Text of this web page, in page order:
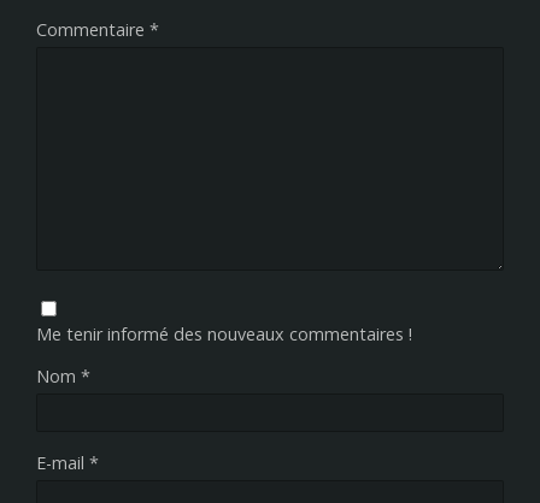
Commentaire *
Me tenir informé des nouveaux commentaires !
Nom *
E-mail *